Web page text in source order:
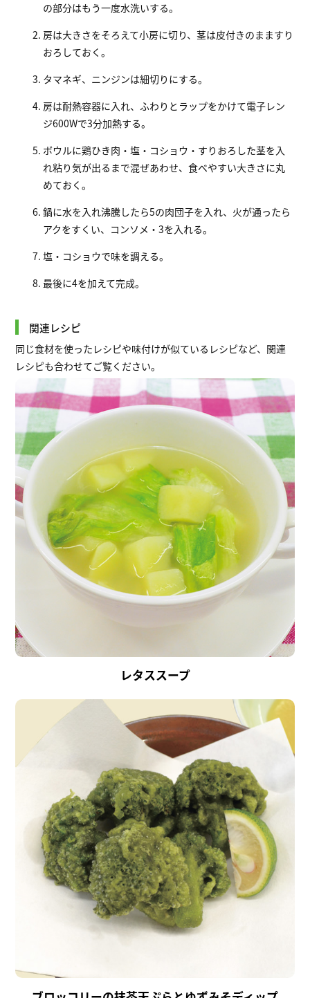
の部分はもう一度水洗いする。
房は大きさをそろえて小房に切り、茎は皮付きのまますり
おろしておく。
タマネギ、ニンジンは細切りにする。
房は耐熱容器に入れ、ふわりとラップをかけて電子レン
ジ600Wで3分加熱する。
ボウルに鶏ひき肉・塩・コショウ・すりおろした茎を入
れ粘り気が出るまで混ぜあわせ、食べやすい大きさに丸
めておく。
鍋に水を入れ沸騰したら5の肉団子を入れ、火が通ったら
アクをすくい、コンソメ・3を入れる。
塩・コショウで味を調える。
最後に4を加えて完成。
関連レシピ
同じ食材を使ったレシピや味付けが似ているレシピなど、関連
レシピも合わせてご覧ください。
レタススープ